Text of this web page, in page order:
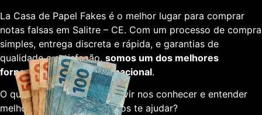
La Casa de Papel Fakes é o melhor lugar para comprar
notas falsas em Salitre – CE. Com um processo de compra
simples, entrega discreta e rápida, e garantias de
qualidade e satisfação, somos um dos melhores
fornecedores em escala nacional.
O que está esperando para vir nos conhecer e entender
melhor sobre como podemos te ajudar?